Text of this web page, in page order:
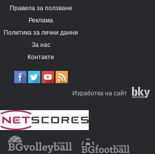
Правила за ползване
Реклама
Политика за лични данни
За нас
Контакти
Изработка на сайт